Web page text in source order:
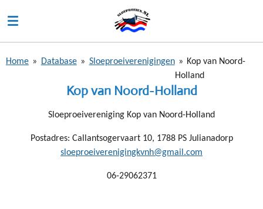
direct
naar
hoofdinhoud
Home » Database » Sloeproeiverenigingen » Kop van Noord-
Holland
Kop van Noord-Holland
Sloeproeivereniging Kop van Noord-Holland
Postadres: Callantsogervaart 10, 1788 PS Julianadorp
sloeproeiverenigingkvnh@gmail.com
06-29062371